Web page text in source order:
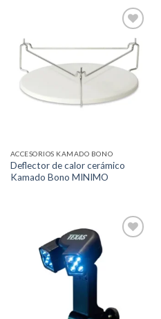
Añadir
a la
lista de
deseos
ACCESORIOS KAMADO BONO
Deflector de calor cerámico
Kamado Bono MINIMO